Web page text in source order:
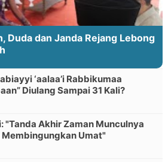
Duda dan Janda Rejang Lebong
‘aalaa’i Rabbikumaa
Diulang Sampai 31 Kali?
"Tanda Akhir Zaman Munculnya
Membingungkan Umat"